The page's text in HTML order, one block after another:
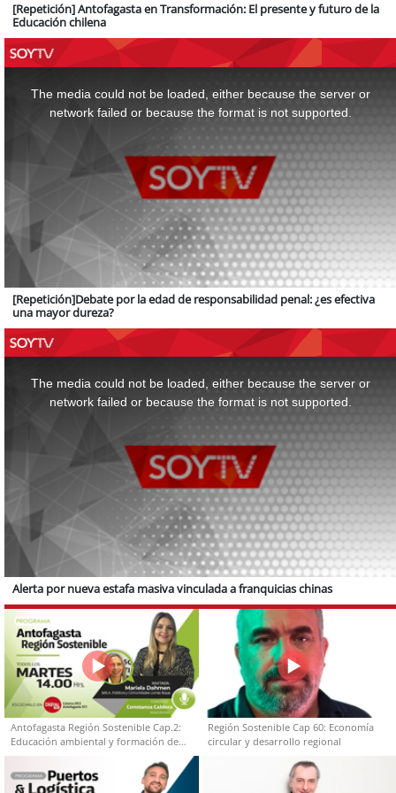
[Repetición] Antofagasta en Transformación: El presente y futuro de la
Educación chilena
The media could not be loaded, either because the server or
network failed or because the format is not supported.
[Repetición]Debate por la edad de responsabilidad penal: ¿es efectiva
una mayor dureza?
The media could not be loaded, either because the server or
network failed or because the format is not supported.
Alerta por nueva estafa masiva vinculada a franquicias chinas
Antofagasta Región Sostenible Cap.2:
Educación ambiental y formación de
capacidades técnicas
Región Sostenible Cap 60: Economía
circular y desarrollo regional